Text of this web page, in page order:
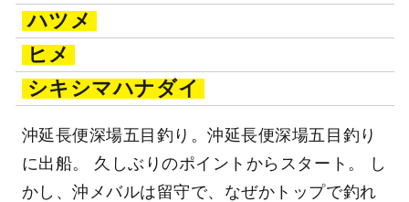
ハツメ
ヒメ
シキシマハナダイ
沖延長便深場五目釣り。沖延長便深場五目釣り
に出船。 久しぶりのポイントからスタート。 し
かし、沖メバルは留守で、なぜかトップで釣れ